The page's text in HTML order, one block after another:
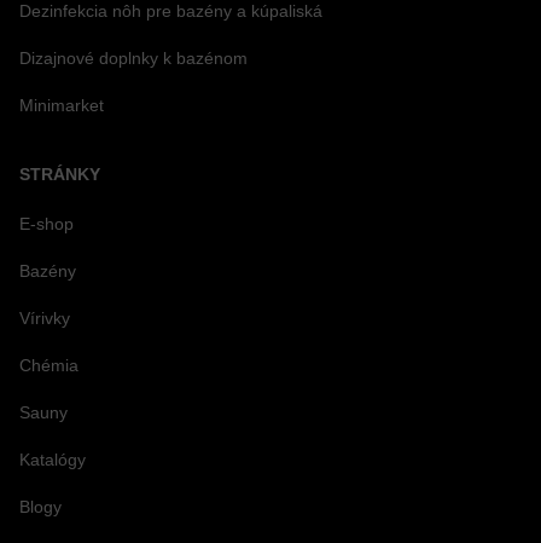
Dezinfekcia nôh pre bazény a kúpaliská
Dizajnové doplnky k bazénom
Minimarket
STRÁNKY
E-shop
Bazény
Vírivky
Chémia
Sauny
Katalógy
Blogy